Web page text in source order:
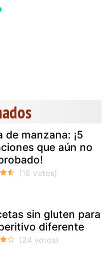
de manzana: ¡5
que aún no
sin gluten para
diferente